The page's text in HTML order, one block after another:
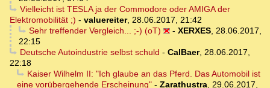
Vielleicht ist TESLA ja der Commodore oder AMIGA der
Elektromobilität ;) - valuereiter, 28.06.2017, 21:42
Sehr treffender Vergleich... ;-) (oT)
- XERXES, 28.06.2017,
22:15
Deutsche Autoindustrie selbst schuld - CalBaer, 28.06.2017,
22:18
Kaiser Wilhelm II: "Ich glaube an das Pferd. Das Automobil ist
eine vorübergehende Erscheinung" - Zarathustra, 29.06.2017,